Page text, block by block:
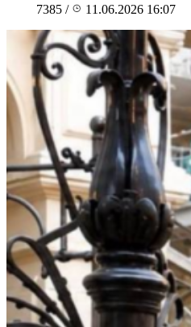
7385 / 11.06.2026 16:07